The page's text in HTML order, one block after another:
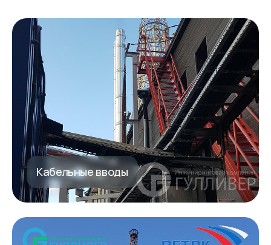
Кабельные вводы